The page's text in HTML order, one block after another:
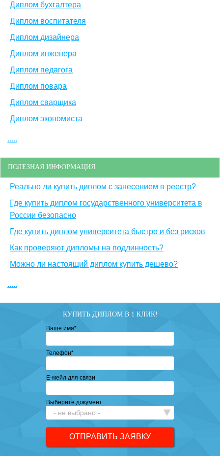
Диплом бухгалтера
Диплом воспитателя
Диплом дизайнера
Диплом инженера
Диплом педагога
Диплом повара
Диплом сварщика
Диплом экономиста
.....
ПОЛЕЗНАЯ ИНФОРМАЦИЯ
Реально ли купить диплом с занесением в реестр?
Где купить диплом государственного университета в
России безопасно
Где купить диплом университета быстро и без рисков
Как проверяют дипломы на подлинность?
Можно ли настоящий диплом купить дешево?
.....
КУПИТЬ ДИПЛОМ В 1 КЛИК!
Ваше имя*
Телефон*
Е-мейл для связи
Выберите документ